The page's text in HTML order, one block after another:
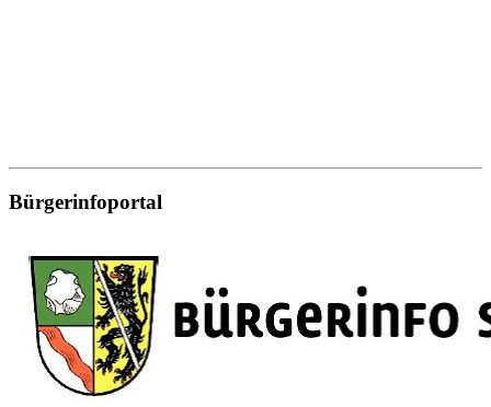
Bürgerinfoportal